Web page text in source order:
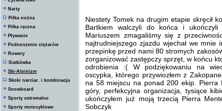
Narty
Piłka nożna
Piłka ręczna
Pływanie
Podnoszenie ciężarów
Rowery
Siatkówka
Ski-Alpinizm
Skoki narciar. i kombinacja
Snowboard
Sporty extremalne
Sporty motocyklowe
Niestety Tomek na drugim etapie skręcił
Bartkiem walczyli do końca i
Mariuszem zmagaliśmy się z
najtrudniejszego zjazdu wjechał we
przepinkę przed nami 80 stromych
zorganizować zastępczy sprzęt, w końcu
odrobienia :( W podziękowaniu na
oscypka, którego przywiozłem z
na 58 miejscu na ponad 200 ekip. Pierra
góry, perfekcyjna organizacja, tysiące
ukończyłem już moją trzecią Pierra
Sobczyk